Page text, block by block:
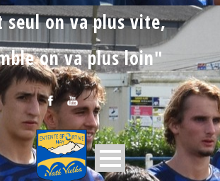
on va plus vite,
on va plus loin"